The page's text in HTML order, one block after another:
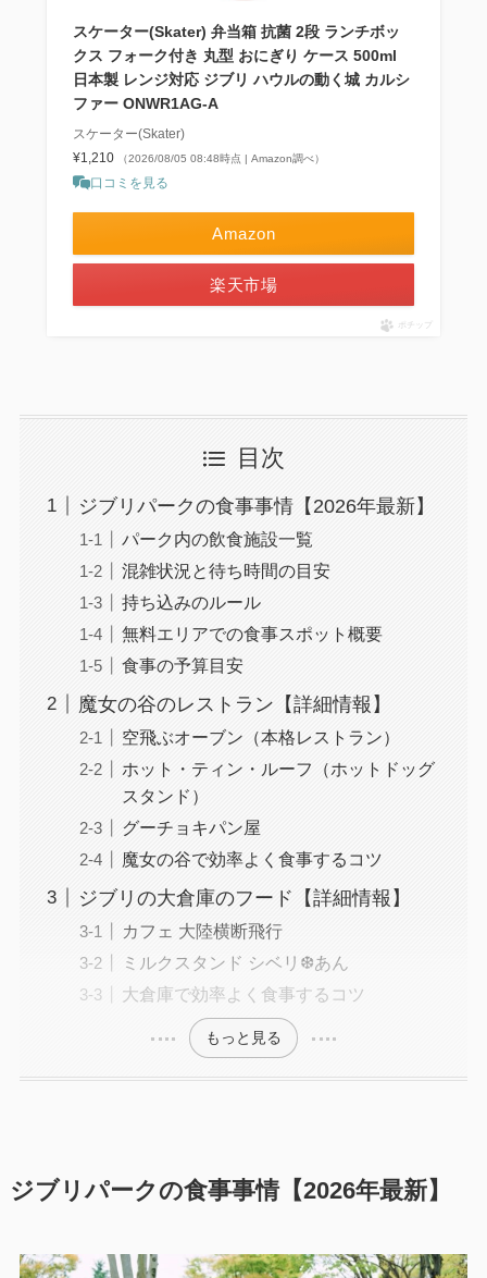
スケーター(Skater) 弁当箱 抗菌 2段 ランチボッ
クス フォーク付き 丸型 おにぎり ケース 500ml
日本製 レンジ対応 ジブリ ハウルの動く城 カルシ
ファー ONWR1AG-A
スケーター(Skater)
¥1,210
（2026/08/05 08:48時点 | Amazon調べ）
口コミを見る
Amazon
楽天市場
ポチップ
目次
ジブリパークの食事事情【2026年最新】
パーク内の飲食施設一覧
混雑状況と待ち時間の目安
持ち込みのルール
無料エリアでの食事スポット概要
食事の予算目安
魔女の谷のレストラン【詳細情報】
空飛ぶオーブン（本格レストラン）
ホット・ティン・ルーフ（ホットドッグ
スタンド）
グーチョキパン屋
魔女の谷で効率よく食事するコツ
ジブリの大倉庫のフード【詳細情報】
カフェ 大陸横断飛行
ミルクスタンド シベリ❆あん
大倉庫で効率よく食事するコツ
もっと見る
ジブリパークの食事事情【2026年最新】